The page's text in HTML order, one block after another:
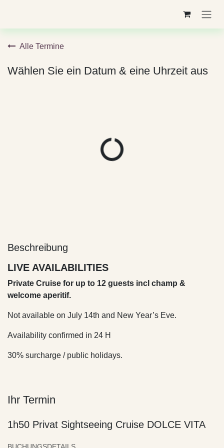
Alle Termine
Wählen Sie ein Datum & eine Uhrzeit aus
Beschreibung
LIVE AVAILABILITIES
Private Cruise for up to 12 guests incl champ &
welcome aperitif.
Not available on July 14th and New Year’s Eve.
Availability confirmed in 24 H
30% surcharge / public holidays.
Ihr Termin
1h50 Privat Sightseeing Cruise DOLCE VITA
BUCHUNGSDETAILS